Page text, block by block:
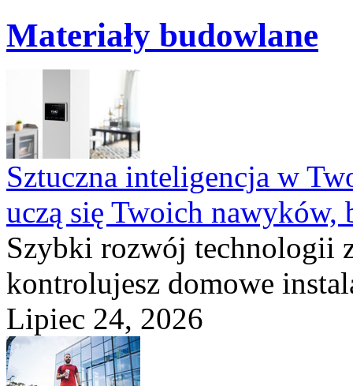
Materiały budowlane
Sztuczna inteligencja w
uczą się Twoich nawyków,
Szybki rozwój technologii
kontrolujesz domowe
Lipiec 24, 2026